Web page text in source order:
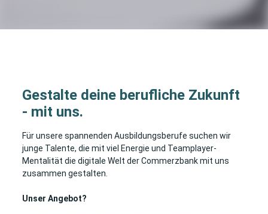
Gestalte deine berufliche Zukunft
- mit uns.
Für unsere spannenden Ausbildungsberufe suchen wir
junge Talente, die mit viel Energie und Teamplayer-
Mentalität die digitale Welt der Commerzbank mit uns
zusammen gestalten.
Unser Angebot?